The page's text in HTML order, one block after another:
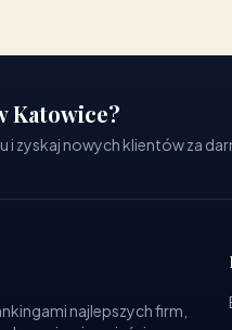
Katowice?
i zyskaj nowych klientów za
najlepszych firm,